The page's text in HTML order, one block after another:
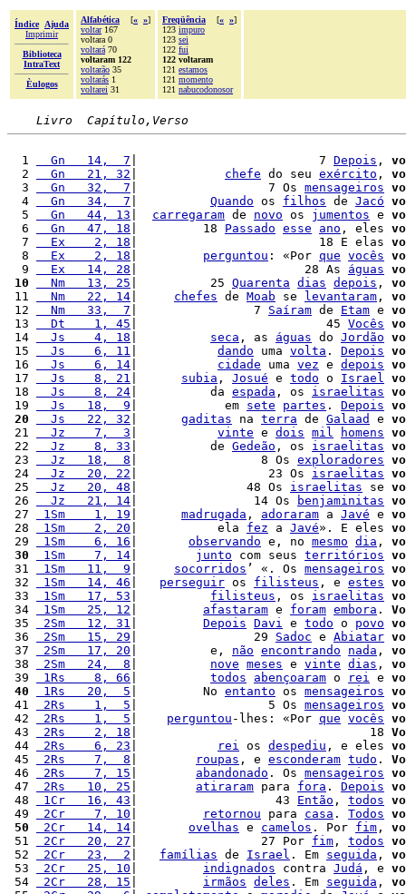
Índice
Ajuda
Imprimir
Biblioteca
IntraText
Èulogos
Alfabética [« »]
voltar167
voltara 0
voltará 70
voltaram 122
voltarão 35
voltarás 1
voltarei 31
Freqüência [« »]
123 impuro
123 sei
122 fui
122 voltaram
121 estamos
121 momento
121 nabucodonosor
Livro  Capítulo,Verso
  1
  Gn   14,  7
|                         7 Depois ,
  2
  Gn   21, 32
chefe do seu exército ,
  3
  Gn   32,  7
|                  7 Os mensageiros
  4
  Gn   34,  7
Quando os filhos de Jacó
  5
  Gn   44, 13
carregaram de novo os jumentos e
  6
  Gn   47, 18
|         18 Passado esse ano , eles
  7
  Ex    2, 18
|                         18 E elas
  8
  Ex    2, 18
perguntou : «Por que vocês
  9
  Ex   14, 28
|                       28 As águas
10
  Nm   13, 25
|          25 Quarenta dias depois ,
11
  Nm   22, 14
chefes de Moab se levantaram ,
12
  Nm   33,  7
|                7 Saíram de Etam e
13
  Dt    1, 45
|                          45 Vocês
14
  Js    4, 18
seca , as águas do Jordão
15
  Js    6, 11
dando uma volta . Depois
16
  Js    6, 14
cidade uma vez e depois
17
  Js    8, 21
subia , Josué e todo o Israel
18
  Js    8, 24
|          da espada , os israelitas
19
  Js   18,  9
|            em sete partes . Depois
20
  Js   22, 32
gaditas na terra de Galaad e
21
  Jz    7,  3
vinte e dois mil homens
22
  Jz    8, 33
|          de Gedeão , os israelitas
23
  Jz   18,  8
|                 8 Os exploradores
24
  Jz   20, 22
|                  23 Os israelitas
25
  Jz   20, 48
|               48 Os israelitas se
26
  Jz   21, 14
|                14 Os benjaminitas
27
1Sm    1, 19 madrugada , adoraram a Javé e
28
1Sm    2, 20 |           ela fez a Javé». E eles
29
1Sm    6, 16 observando e, no mesmo dia ,
30
1Sm    7, 14 junto com seus territórios
31
1Sm   11,  9 socorridos ’ «. Os mensageiros
32
1Sm   14, 46 perseguir os filisteus , e estes
33
1Sm   17, 53 filisteus , os israelitas
34
1Sm   25, 12 afastaram e foram embora .
35
2Sm   12, 31 Depois Davi e todo o povo
36
2Sm   15, 29 |                29 Sadoc e Abiatar
37
2Sm   17, 20 |          e, não encontrando nada ,
38
2Sm   24,  8 nove meses e vinte dias ,
39
1Rs    8, 66 todos abençoaram o rei e
40
1Rs   20,  5 |         No entanto os mensageiros
41
2Rs    1,  5 |                  5 Os mensageiros
42
2Rs    1,  5 perguntou -lhes: «Por que vocês
43
2Rs    2, 18 |                                18
44
2Rs    6, 23 rei os despediu , e eles
45
2Rs    7,  8 roupas , e esconderam tudo .
46
2Rs    7, 15 abandonado . Os mensageiros
47
2Rs   10, 25 atiraram para fora . Depois
48
1Cr   16, 43 |                   43 Então , todos
49
2Cr    7, 10 retornou para casa . Todos
50
2Cr   14, 14 ovelhas e camelos . Por fim ,
51
2Cr   20, 27 |                 27 Por fim , todos
52
2Cr   23,  2 famílias de Israel . Em seguida ,
53
2Cr   25, 10 indignados contra Judá , e
54
2Cr   28, 15 irmãos deles . Em seguida ,